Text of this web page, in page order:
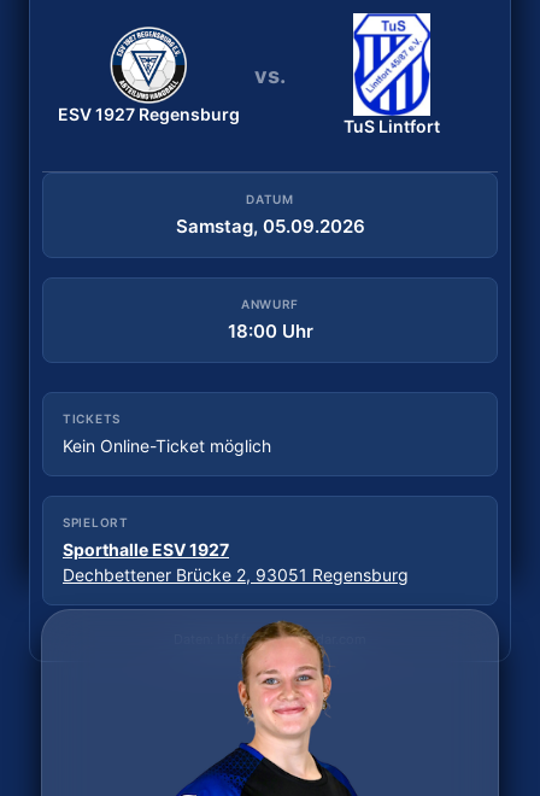
Bergischer HC
ESV 1927 Regensburg
DATUM
Samstag, 29.08.2026
ANWURF
18:30 Uhr
TICKETS
SPIELORT
Wittkuller Straße, 42719 Solingen
Daten: hbf.fmp.sportradar.com
ESV 1927 Regensburg
vs.
TuS Lintfort
DATUM
Samstag, 05.09.2026
ANWURF
18:00 Uhr
TICKETS
Kein Online-Ticket möglich
SPIELORT
Sporthalle ESV 1927
Dechbettener Brücke 2, 93051 Regensburg
Daten: hbf.fmp.sportradar.com